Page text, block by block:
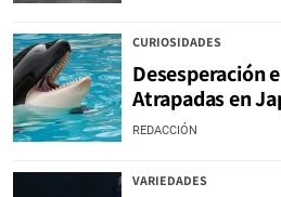
CURIOSIDADES
Desesperación
Atrapadas en
REDACCIÓN
VARIEDADES